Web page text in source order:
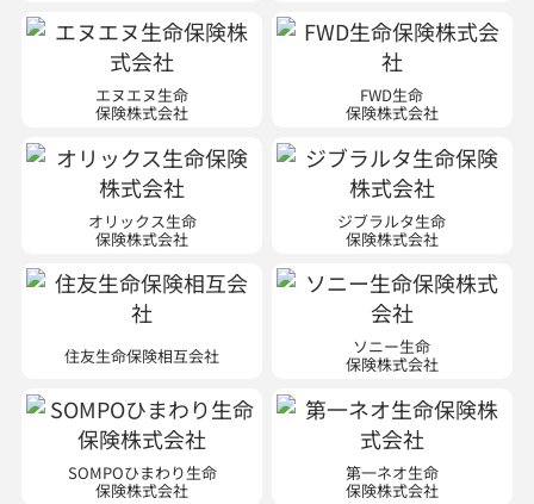
エヌエヌ生命
保険株式会社
FWD生命
保険株式会社
オリックス生命
保険株式会社
ジブラルタ生命
保険株式会社
住友生命保険相互会社 ソニー生命
保険株式会社
SOMPOひまわり生命
保険株式会社
第一ネオ生命
保険株式会社